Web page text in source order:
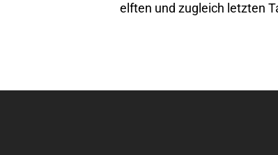
elften und zugleich letzten